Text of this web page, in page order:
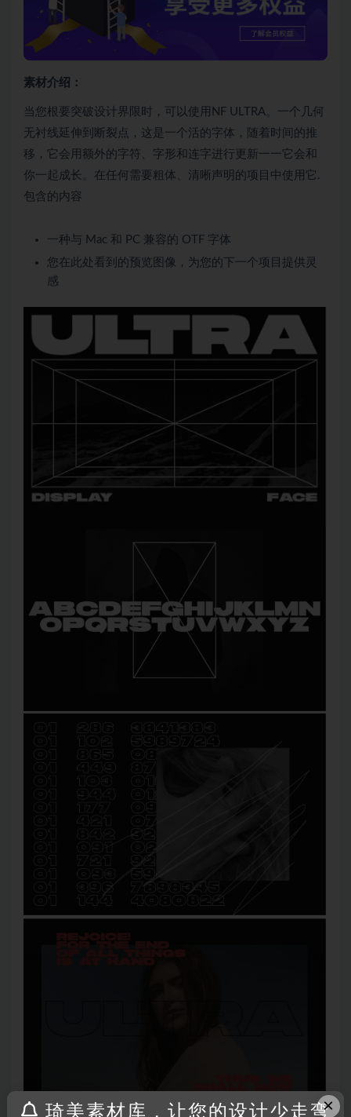
素材介绍：
当您根要突破设计界限时，可以使用NF ULTRA。一个几何
无衬线延伸到断裂点，这是一个活的字体，随着时间的推
移，它会用额外的字符、字形和连字进行更新一一它会和
你一起成长。在任何需要粗体、清晰声明的项目中使用它.
包含的内容
一种与 Mac 和 PC 兼容的 OTF 字体
您在此处看到的预览图像，为您的下一个项目提供灵
感
×
琦美素材库，让您的设计少走弯